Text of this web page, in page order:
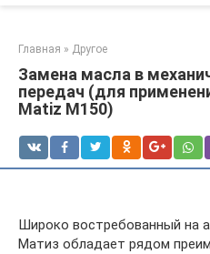
Главная » Другое
Замена масла в
передач (для
Matiz M150)
Широко востребованный на
Матиз обладает рядом